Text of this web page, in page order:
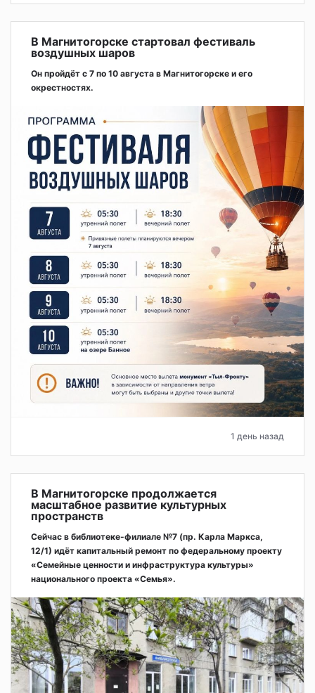
В Магнитогорске стартовал фестиваль
воздушных шаров
Он пройдёт с 7 по 10 августа в Магнитогорске и его
окрестностях.
1 день назад
В Магнитогорске продолжается
масштабное развитие культурных
пространств
Сейчас в библиотеке-филиале №7 (пр. Карла Маркса,
12/1) идёт капитальный ремонт по федеральному проекту
«Семейные ценности и инфраструктура культуры»
национального проекта «Семья».